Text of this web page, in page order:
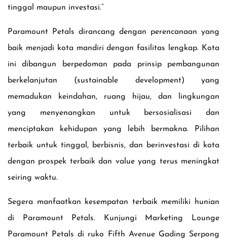
tinggal maupun investasi.”
Paramount Petals dirancang dengan perencanaan yang
baik menjadi kota mandiri dengan fasilitas lengkap. Kota
ini dibangun berpedoman pada prinsip pembangunan
berkelanjutan (sustainable development) yang
memadukan keindahan, ruang hijau, dan lingkungan
yang menyenangkan untuk bersosialisasi dan
menciptakan kehidupan yang lebih bermakna. Pilihan
terbaik untuk tinggal, berbisnis, dan berinvestasi di kota
dengan prospek terbaik dan value yang terus meningkat
seiring waktu.
Segera manfaatkan kesempatan terbaik memiliki hunian
di Paramount Petals. Kunjungi Marketing Lounge
Paramount Petals di ruko Fifth Avenue Gading Serpong